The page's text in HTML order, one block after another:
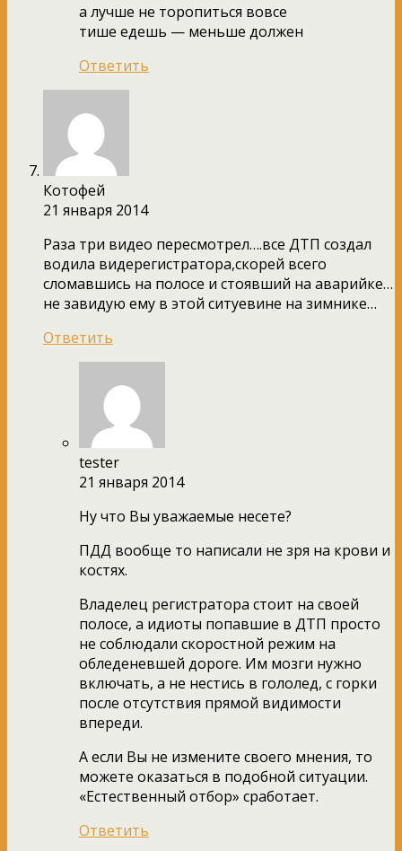
а лучше не торопиться вовсе
тише едешь — меньше должен
Ответить
Котофей
21 января 2014
Раза три видео пересмотрел….все ДТП создал
водила видерегистратора,скорей всего
сломавшись на полосе и стоявший на аварийке…
не завидую ему в этой ситуевине на зимнике…
Ответить
tester
21 января 2014
Ну что Вы уважаемые несете?
ПДД вообще то написали не зря на крови и
костях.
Владелец регистратора стоит на своей
полосе, а идиоты попавшие в ДТП просто
не соблюдали скоростной режим на
обледеневшей дороге. Им мозги нужно
включать, а не нестись в гололед, с горки
после отсутствия прямой видимости
впереди.
А если Вы не измените своего мнения, то
можете оказаться в подобной ситуации.
«Естественный отбор» сработает.
Ответить